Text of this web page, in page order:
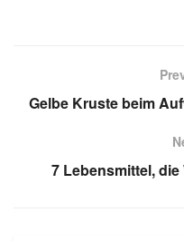
Gelbe Kruste beim
7 Lebensmittel,